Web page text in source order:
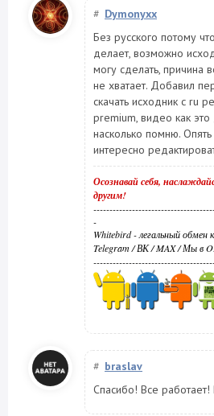
# Dymonyxx
Без русского потому
делает, возможно
могу сделать, причина
не хватает. Добавил
скачать исходник с ru
premium, видео как это
насколько помню.
интересно
Осознавай себя,
другим!
-
Whitebird - легальный
Telegram/ВК/MAX/Мы в
# braslav
Спасибо! Все работает!